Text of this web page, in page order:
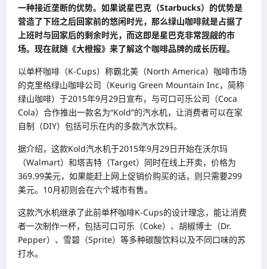
一种接近垄断的优势。如果说星巴克（Starbucks）的优势是
营造了下班之后回家前的悠闲时光，那么绿山咖啡就是占据了
上班时与回家后的剩余时光，而这即是星巴克非常觊觎的市
场。现在就随《大橙报》来了解这个咖啡品牌的成长历程。
以单杯咖啡（K-Cups）称霸北美（North America）咖啡市场
的克里格绿山咖啡公司（Keurig Green Mountain Inc，简称
绿山咖啡）于2015年9月29日宣布，与可口可乐公司（Coca
Cola）合作推出一款名为“Kold”的汽水机，让消费者可以在家
自制（DIY）包括可乐在内的多款汽水饮料。
据介绍，这款Kold汽水机于2015年9月29日开始在沃尔玛
（Walmart）和塔吉特（Target）同时在线上开卖，价格为
369.99美元，如果能赶上网上促销价购买的话，则只需要299
美元。10月初则会在六个城市有售。
这款汽水机继承了此前单杯咖啡K-Cups的设计理念，能让消费
者一次制作一杯，包括可口可乐（Coke）、胡椒博士（Dr.
Pepper）、雪碧（Sprite）等多种碳酸饮料以及不同口味的苏
打水。